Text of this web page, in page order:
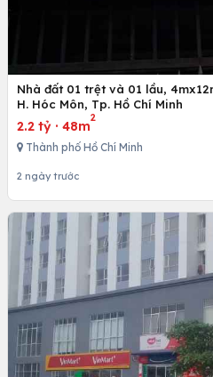
Nhà đất 01 trệt và 01 lầu, 4mx12m ở đường Nguyễn Thị Sáu,
H. Hóc Môn, Tp. Hồ Chí Minh
2.2 tỷ · 48m
2
Thành phố Hồ Chí Minh
2 ngày trước